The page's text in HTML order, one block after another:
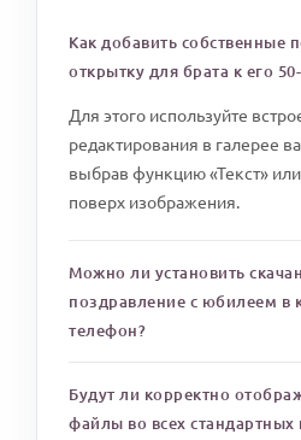
Как добавить собственные
открытку для брата к его
Для этого используйте
редактирования в галерее
выбрав функцию «Текст»
поверх изображения.
Можно ли установить
поздравление с юбилеем в
телефон?
Будут ли корректно
файлы во всех стандартных